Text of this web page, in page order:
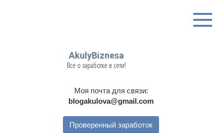
AkulyBiznesa
Все о заработке в сети!
Моя почта для связи:
blogakulova@gmail.com
Проверенный заработок